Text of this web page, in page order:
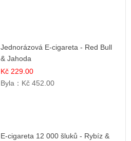
Jednorázová E-cigareta - Red Bull
& Jahoda
Kč 229.00
Byla： Kč 452.00
E-cigareta 12 000 šluků - Rybíz &